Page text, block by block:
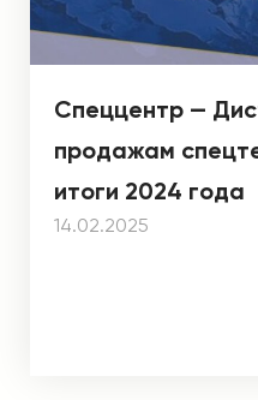
Спеццентр —
продажам
итоги 2024 года
14.02.2025